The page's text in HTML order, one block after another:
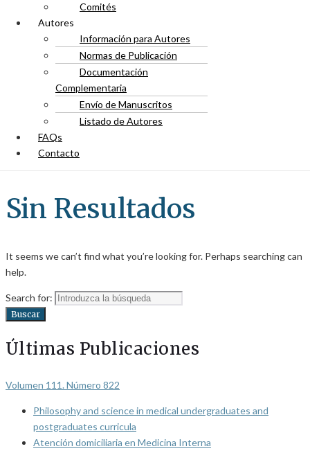
Comités
Autores
Información para Autores
Normas de Publicación
Documentación
Complementaria
Envío de Manuscritos
Listado de Autores
FAQs
Contacto
Sin Resultados
It seems we can’t find what you’re looking for. Perhaps searching can
help.
Search for:
Buscar
Últimas Publicaciones
Volumen 111. Número 822
Philosophy and science in medical undergraduates and
postgraduates curricula
Atención domiciliaria en Medicina Interna